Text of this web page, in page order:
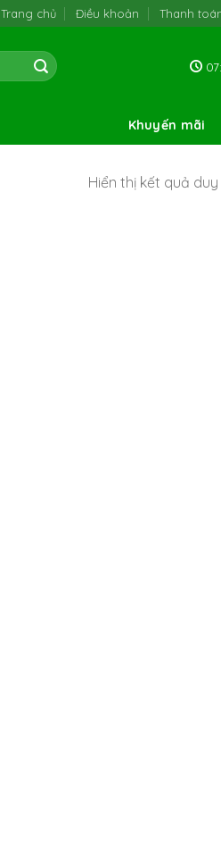
Trang chủ Điều khoản Thanh
Khuyến mãi
Hiển thị kết quả